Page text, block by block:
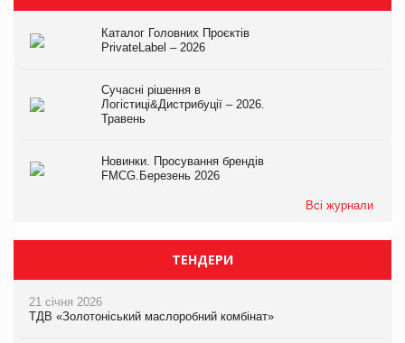
Каталог Головних Проєктів
PrivateLabel – 2026
Сучасні рішення в
Логістиці&Дистрибуції – 2026.
Травень
Новинки. Просування брендів
FMCG.Березень 2026
Всі журнали
ТЕНДЕРИ
21 січня 2026
ТДВ «Золотоніський маслоробний комбінат»